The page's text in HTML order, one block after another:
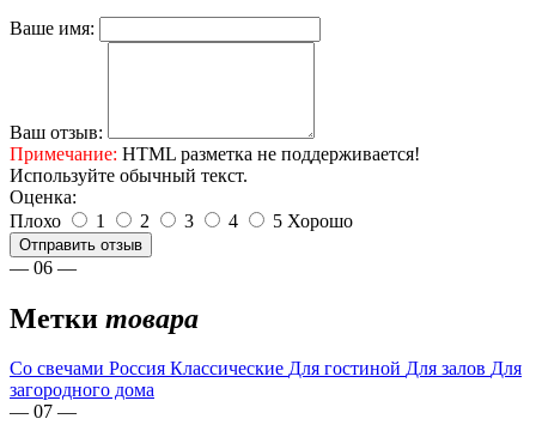
Ваше имя:
Ваш отзыв:
Примечание: HTML разметка не поддерживается!
Используйте обычный текст.
Оценка:
Плохо
1 2 3 4 5 Хорошо
Отправить отзыв
— 06 —
Метки товара
Со свечами Россия Классические Для гостиной Для залов Для
загородного дома
— 07 —